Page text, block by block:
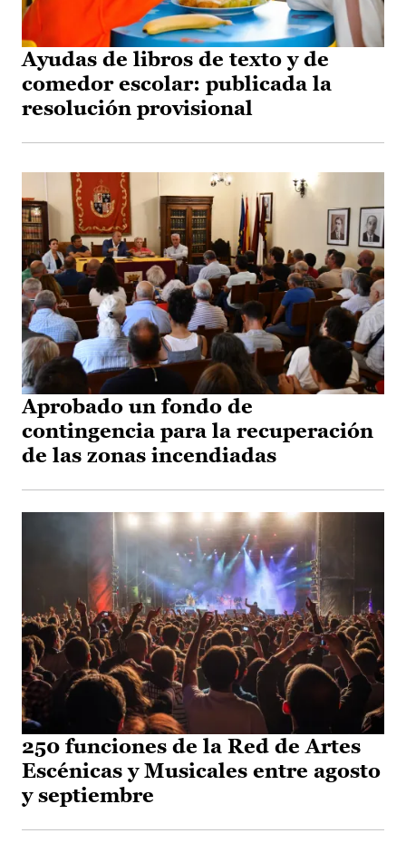
Ayudas de libros de texto y de
comedor escolar: publicada la
resolución provisional
Aprobado un fondo de
contingencia para la recuperación
de las zonas incendiadas
250 funciones de la Red de Artes
Escénicas y Musicales entre agosto
y septiembre